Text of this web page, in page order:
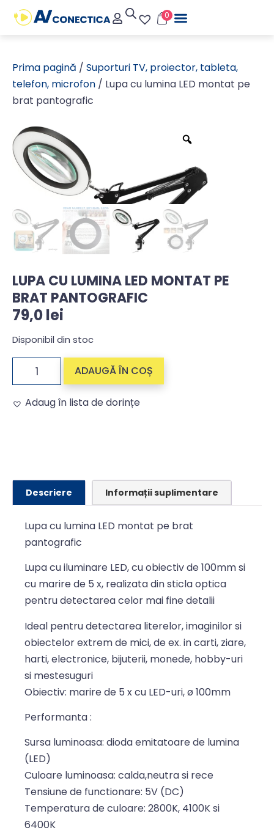
0
Prima pagină / Suporturi TV, proiector, tableta,
telefon, microfon / Lupa cu lumina LED montat pe
brat pantografic
LUPA CU LUMINA LED MONTAT PE
BRAT PANTOGRAFIC
79,0lei
Disponibil din stoc
ADAUGĂ ÎN COȘ
Adaug în lista de dorințe
Descriere Informații suplimentare
Lupa cu lumina LED montat pe brat
pantografic
Lupa cu iluminare LED, cu obiectiv de 100mm si
cu marire de 5 x, realizata din sticla optica
pentru detectarea celor mai fine detalii
Ideal pentru detectarea literelor, imaginilor si
obiectelor extrem de mici, de ex. in carti, ziare,
harti, electronice, bijuterii, monede, hobby-uri
si mestesuguri
Obiectiv: marire de 5 x cu LED-uri, ø 100mm
Performanta :
Sursa luminoasa: dioda emitatoare de lumina
(LED)
Culoare luminoasa: calda,neutra si rece
Tensiune de functionare: 5V (DC)
Temperatura de culoare: 2800K, 4100K si
6400K